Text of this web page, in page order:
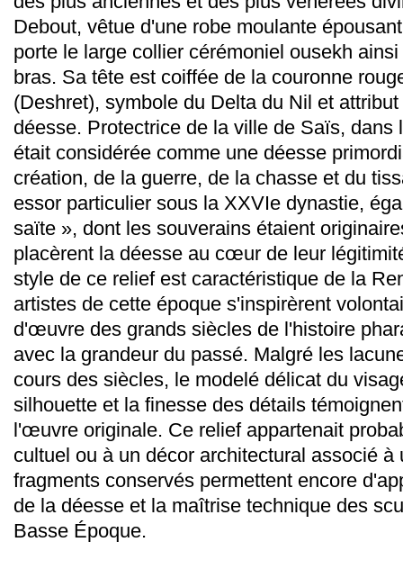
Debout, vêtue d'une robe moulante
porte le large collier cérémoniel ousekh
bras. Sa tête est coiffée de la couronne
(Deshret), symbole du Delta du Nil et
déesse. Protectrice de la ville de Saïs, dans
était considérée comme une déesse
création, de la guerre, de la chasse et du
essor particulier sous la XXVIe dynastie,
saïte », dont les souverains étaient
placèrent la déesse au cœur de leur
style de ce relief est caractéristique de la
artistes de cette époque s'inspirèrent
d'œuvre des grands siècles de l'histoire
avec la grandeur du passé. Malgré les
cours des siècles, le modelé délicat du
silhouette et la finesse des détails
l'œuvre originale. Ce relief appartenait
cultuel ou à un décor architectural associé à
fragments conservés permettent encore
de la déesse et la maîtrise technique des
Basse Époque.